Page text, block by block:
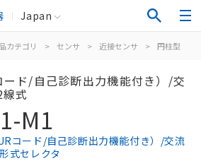
Japan
カテゴリ > センサ > 近接センサ > 円柱型
ド/自己診断出力機能付き）/交
式
M1
コード/自己診断出力機能付き）/交流
式セレクタ